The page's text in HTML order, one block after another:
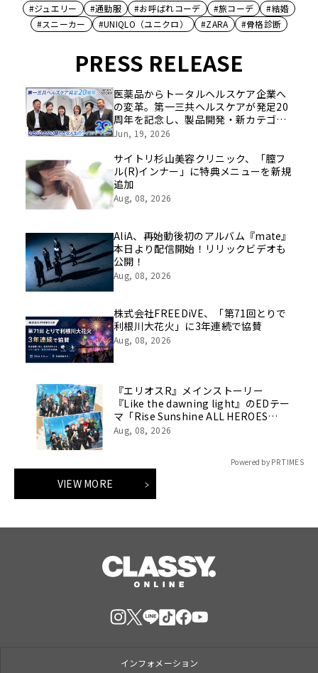
#ジュエリー #通勤服 #お呼ばれコーデ #旅コーデ
#結婚
#スニーカー
#UNIQLO（ユニクロ） #ZARA #骨格診断
PRESS RELEASE
医薬品からトータルヘルスケア企業へ
の変革。第一三共ヘルスケアが発足20
周年を記念し、製品開発・新カテゴリ
挑戦の舞台や旧社統合時のエピソード
像を公開！
Jun, 19, 2026
サイトリ杉山美容クリニック、「膣フ
ル(R)インナー」に特典メニューを新規
追加
Aug, 08, 2026
AliA、再始動後初のアルバム『mate』
本日より配信開始！リリックビデオも
公開！
Aug, 08, 2026
株式会社FREEDiVE、「第71回とりで
利根川大花火」に3年連続で協賛
Aug, 08, 2026
『エリオスR』メインストーリー
『Like the dawning light』のEDテー
マ「Rise Sunshine ALL HEROES
Ver.」がフルサイズ配信決定！
Aug, 08, 2026
Powered by PR TIMES
VIEW MORE
インフォメーション